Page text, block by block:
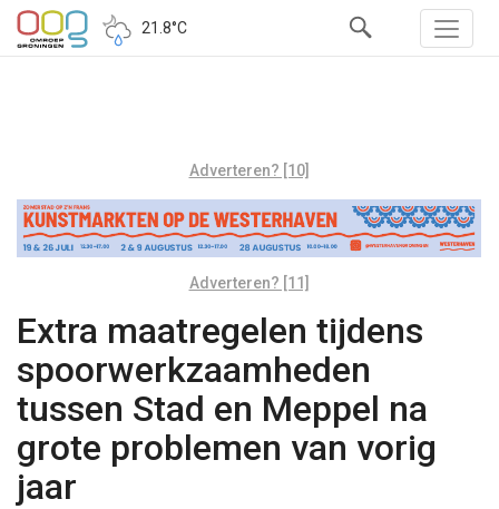
21.8°C
Adverteren? [10]
Adverteren? [11]
Extra maatregelen tijdens
spoorwerkzaamheden
tussen Stad en Meppel na
grote problemen van vorig
jaar